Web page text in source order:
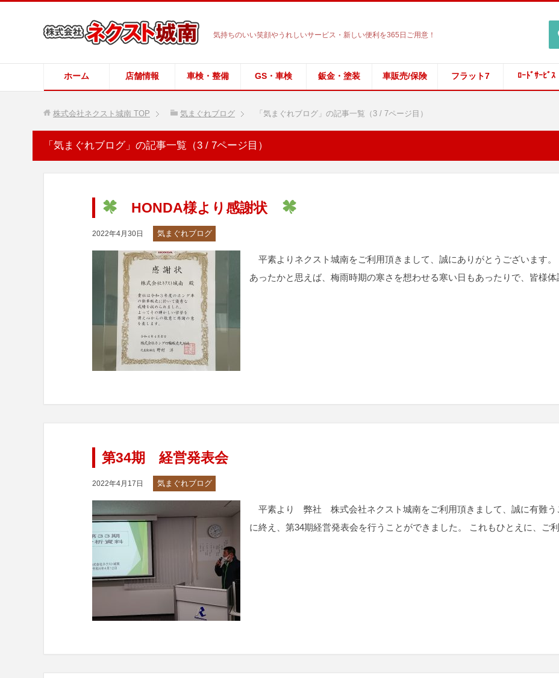
気持ちのいい笑顔やうれしいサービス・新しい便利を365日ご用意！
ホーム 店舗情報 車検・整備 GS・車検 鈑金・塗装 車販売/保険 フラット7 ﾛｰﾄﾞｻｰﾋﾞｽ
株式会社ネクスト城南 TOP 気まぐれブログ 「気まぐれブログ」の記事一覧（3 / 7ページ目）
「気まぐれブログ」の記事一覧（3 / 7ページ目）
HONDA様より感謝状
2022年4月30日 気まぐれブログ
平素よりネクスト城南をご利用頂きまして、誠にありがとうございます
あったかと思えば、梅雨時期の寒さを想わせる寒い日もあったりで、皆様
第34期 経営発表会
2022年4月17日 気まぐれブログ
平素より 弊社 株式会社ネクスト城南をご利用頂きまして、誠に有難
に終え、第34期経営発表会を行うことができました。 これもひとえに、ご